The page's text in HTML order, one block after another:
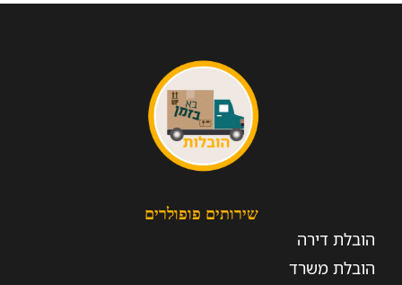
שירותים פופולרים
הובלת דירה
הובלת משרד